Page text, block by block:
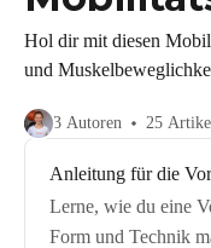
Hol dir mit diesen
und
3 Autoren 25
Anleitung für die
Lerne, wie du eine
Form und Technik